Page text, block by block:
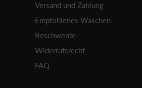
Versand und Zahlung
Empfohlenes Waschen
Beschwerde
Widerrufsrecht
FAQ